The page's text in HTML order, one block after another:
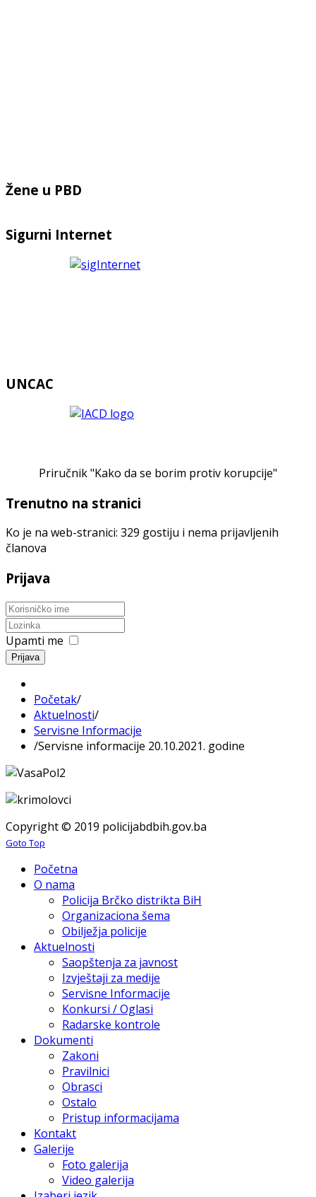
Žene u PBD
Sigurni Internet
UNCAC
Priručnik "Kako da se borim protiv korupcije"
Trenutno na stranici
Ko je na web-stranici: 329 gostiju i nema prijavljenih
članova
Prijava
Upamti me
Prijava
Početak/
Aktuelnosti/
Servisne Informacije
/Servisne informacije 20.10.2021. godine
Copyright © 2019 policijabdbih.gov.ba
Goto Top
Početna
O nama
Policija Brčko distrikta BiH
Organizaciona šema
Obilježja policije
Aktuelnosti
Saopštenja za javnost
Izvještaji za medije
Servisne Informacije
Konkursi / Oglasi
Radarske kontrole
Dokumenti
Zakoni
Pravilnici
Obrasci
Ostalo
Pristup informacijama
Kontakt
Galerije
Foto galerija
Video galerija